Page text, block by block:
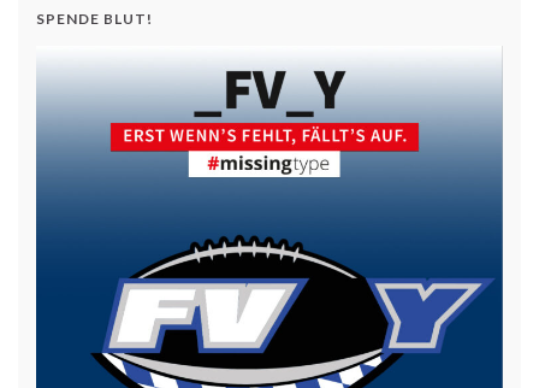
SPENDE BLUT!